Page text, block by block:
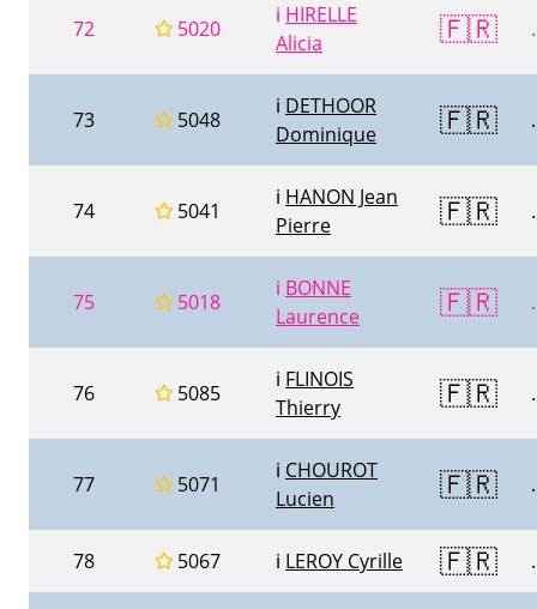
72 5020
ℹ️ HIRELLE
Alicia
🇫🇷 .
73 5048
ℹ️ DETHOOR
Dominique
🇫🇷 .
74 5041
ℹ️ HANON Jean
Pierre
🇫🇷 .
75 5018
ℹ️ BONNE
Laurence
🇫🇷 .
76 5085
ℹ️ FLINOIS
Thierry
🇫🇷 .
77 5071
ℹ️ CHOUROT
Lucien
🇫🇷 .
78 5067 ℹ️ LEROY Cyrille 🇫🇷 .